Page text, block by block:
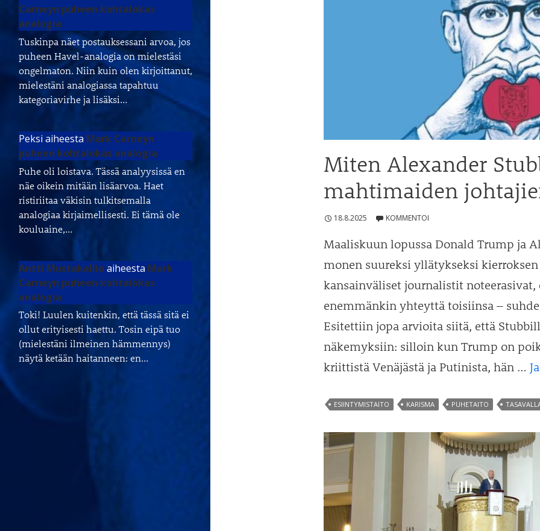
Miten Alexander
mahtimaiden
18.8.2025 KOMMENTOI
Maaliskuun lopussa Donald Trump ja
monen suureksi yllätykseksi
kansainväliset journalistit
enemmänkin yhteyttä toisiinsa –
Esitettiin jopa arvioita siitä, että
näkemyksiin: silloin kun Trump on
kriittistä Venäjästä ja Putinista, hän …
ESIINTYMISTAITO KARISMA PUHETAITO
Carneyn puheen kohtalokas
analogia
Tuskinpa näet postauksessani arvoa, jos
puheen Havel-analogia on mielestäsi
ongelmaton. Niin kuin olen kirjoittanut,
mielestäni analogiassa tapahtuu
kategoriavirhe ja lisäksi…
Peksi aiheesta Mark Carneyn
puheen kohtalokas analogia
Puhe oli loistava. Tässä analyysissä en
näe oikein mitään lisäarvoa. Haet
ristiriitaa väkisin tulkitsemalla
analogiaa kirjaimellisesti. Ei tämä ole
kouluaine,…
Antti Mustakallioaiheesta Mark
Carneyn puheen kohtalokas
analogia
Toki! Luulen kuitenkin, että tässä sitä ei
ollut erityisesti haettu. Tosin eipä tuo
(mielestäni ilmeinen hämmennys)
näytä ketään haitanneen: en…